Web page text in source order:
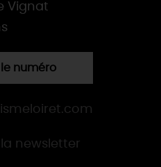
Vignat
numéro
newsletter